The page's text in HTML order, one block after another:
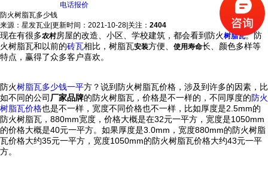
电话报价
防火树脂瓦多少钱
来源：星发瓦业 更新时间：2021-10-28 关注： 2404
现在有很多农村房屋的改造、小区、学校建筑，都会看到防火树脂瓦。防
火树脂瓦和以前的砖瓦相比，树脂瓦安装方便、 使用寿命长、颜色多样等
特点，赢得了众多客户喜欢。
防火树脂瓦多少钱一平方？说到防火树脂瓦价格，涉及到许多的因素，比
如不同的公司 厂家品牌的防火树脂瓦，价格是不一样的，不同厚度的防火
树脂瓦价格也是不一样，宽度不同价格也不一样，比如厚度是2.5mm的
防火树脂瓦，880mm宽度，价格大概是在32元一平方，宽度是1050mm
的价格大概是40元一平方。如果厚度是3.0mm，宽度880mm的防火树脂
瓦价格大约35元一平方，宽度1050mm的防火树脂瓦价格大约43元一平
方。